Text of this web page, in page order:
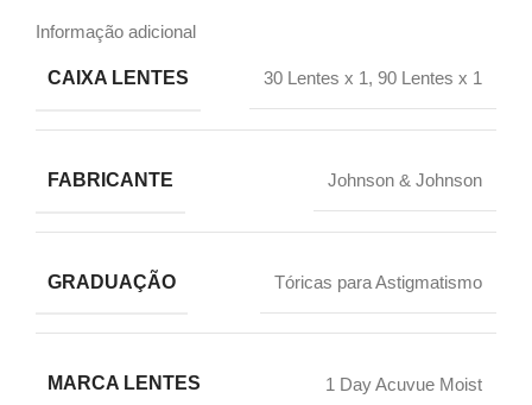
Informação adicional
CAIXA LENTES 30 Lentes x 1, 90 Lentes x 1
FABRICANTE Johnson & Johnson
GRADUAÇÃO Tóricas para Astigmatismo
MARCA LENTES 1 Day Acuvue Moist